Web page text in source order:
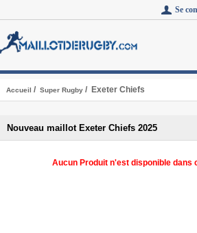
Se
Accueil / Super Rugby/ Exeter Chiefs
Nouveau maillot Exeter Chiefs 2025
Aucun Produit n'est disponible dans